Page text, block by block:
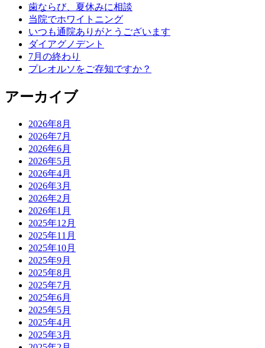
歯ならび、夏休みに相談
当院でホワイトニング
いつも通院ありがとうございます
ダイアグノデント
7月の終わり
プレオルソをご存知ですか？
アーカイブ
2026年8月
2026年7月
2026年6月
2026年5月
2026年4月
2026年3月
2026年2月
2026年1月
2025年12月
2025年11月
2025年10月
2025年9月
2025年8月
2025年7月
2025年6月
2025年5月
2025年4月
2025年3月